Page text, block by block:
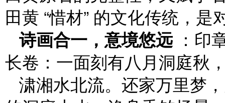
田黄 “惜材” 的文化传统，是
诗画合一，意境悠远：印
长卷：一面刻有八月洞庭秋
㴋湘水北流。还家万里梦